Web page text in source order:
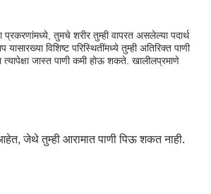
तुमचे शरीर तुम्ही वापरत असलेल्या पदार्थ
विशिष्ट परिस्थितींमध्ये तुम्ही अतिरिक्त पाणी
त्यापेक्षा जास्त पाणी कमी होऊ शकते. खालीलप्रमाणे
जेथे तुम्ही आरामात पाणी पिऊ शकत नाही.